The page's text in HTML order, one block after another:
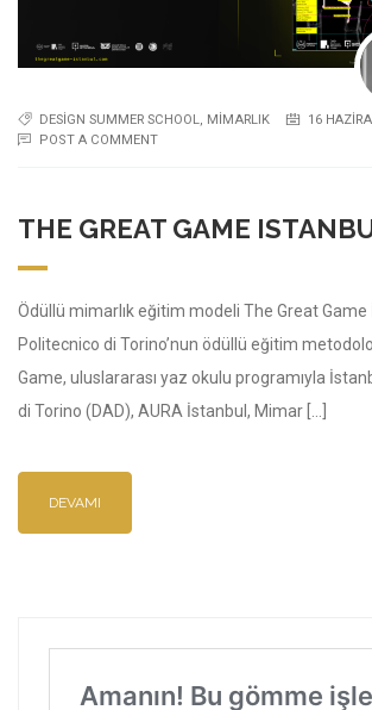
DESIGN SUMMER SCHOOL MIMARLIK
16
POST A COMMENT
THE GREAT GAME
Ödüllü mimarlık eğitim modeli The Great Game
Politecnico di Torino’nun ödüllü eğitim
Game, uluslararası yaz okulu programıyla
di Torino (DAD), AURA İstanbul, Mimar […]
DEVAMI